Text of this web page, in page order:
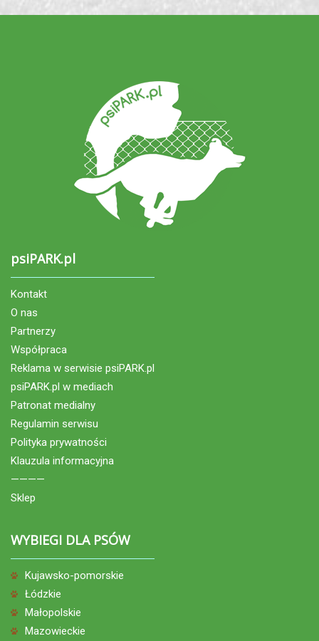
psiPARK.pl
Kontakt
O nas
Partnerzy
Współpraca
Reklama w serwisie psiPARK.pl
psiPARK.pl w mediach
Patronat medialny
Regulamin serwisu
Polityka prywatności
Klauzula informacyjna
————
Sklep
WYBIEGI DLA PSÓW
Kujawsko-pomorskie
Łódzkie
Małopolskie
Mazowieckie